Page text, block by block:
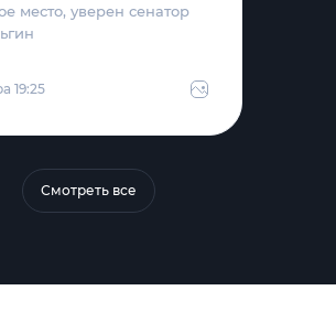
место, уверен сенатор
19:25
Смотреть все